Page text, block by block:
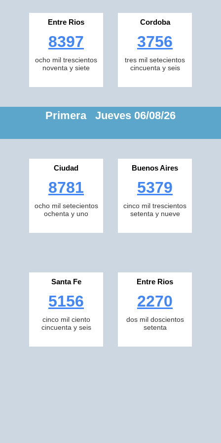
Entre Rios
8397
ocho mil trescientos
noventa y siete
Cordoba
3756
tres mil setecientos
cincuenta y seis
Primera Jueves 06/08/26
Ciudad
8781
ocho mil setecientos
ochenta y uno
Buenos Aires
5379
cinco mil trescientos
setenta y nueve
Santa Fe
5156
cinco mil ciento
cincuenta y seis
Entre Rios
2270
dos mil doscientos
setenta